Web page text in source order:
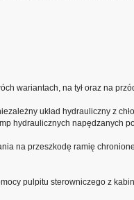
wariantach, na tył oraz na
układ hydrauliczny z
hydraulicznych napędzanych
na przeszkodę ramię
pulpitu sterowniczego z